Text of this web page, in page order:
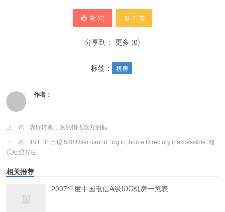
赞 (0) 打赏
分享到： 更多 (0)
标签： 机房
作者：
上一篇
农行转账，竟然扣收款方的钱
下一篇
IIS FTP 出现 530 User cannot log in, home Directory Inaccessible. 错
误处理方法
相关推荐
2007年度中国电信A级IDC机房一览表